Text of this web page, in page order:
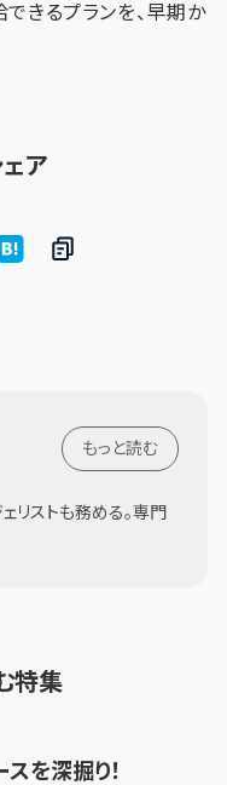
きるプランを、早期か
ア
もっと読む
リストも務める。専門
特集
を深掘り！